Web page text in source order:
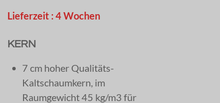
Lieferzeit : 4 Wochen
KERN
7 cm hoher Qualitäts-
Kaltschaumkern, im
Raumgewicht 45 kg/m3 für